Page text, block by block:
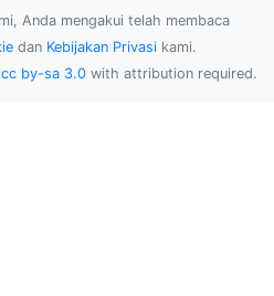
Anda mengakui telah membaca
dan Kebijakan Privasi kami.
cc by-sa 3.0 with attribution required.